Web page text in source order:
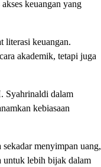
keuangan yang
literasi keuangan.
akademik, tetapi juga
Syahrinaldi dalam
kebiasaan
menyimpan uang,
untuk lebih bijak dalam